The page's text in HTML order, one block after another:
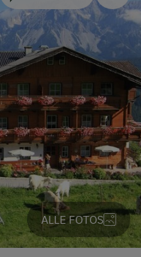
ALLE FOTOS